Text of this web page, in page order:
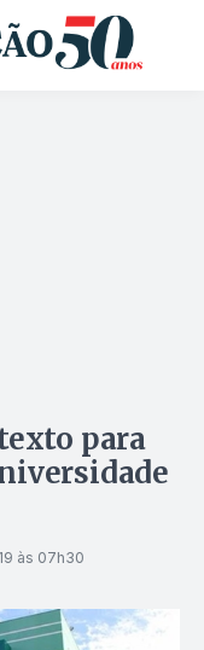
para
às 07h30